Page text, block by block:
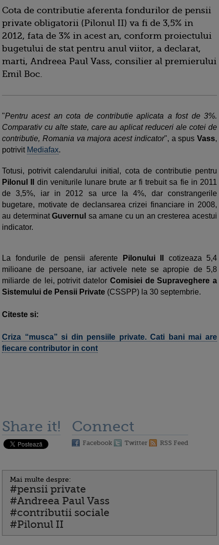
Cota de contributie aferenta fondurilor de pensii
private obligatorii (Pilonul II) va fi de 3,5% in
2012, fata de 3% in acest an, conform proiectului
bugetului de stat pentru anul viitor, a declarat,
marti, Andreea Paul Vass, consilier al premierului
Emil Boc.
"Pentru acest an cota de contributie aplicata a fost de 3%.
Comparativ cu alte state, care au aplicat reduceri ale cotei de
contributie, Romania va majora acest indicator", a spus Vass,
potrivit Mediafax.
Totusi, potrivit calendarului initial, cota de contributie pentru
Pilonul II din veniturile lunare brute ar fi trebuit sa fie in 2011
de 3,5%, iar in 2012 sa urce la 4%, dar constrangerile
bugetare, motivate de declansarea crizei financiare in 2008,
au determinatGuvernul sa amane cu un an cresterea acestui
indicator.
La fondurile de pensii aferente Pilonului II
cotizeaza 5,4
milioane de persoane, iar activele nete se apropie de 5,8
miliarde de lei, potrivit datelor Comisiei de Supraveghere a
Sistemului de Pensii Private (CSSPP) la 30 septembrie.
Citeste si:
Criza “musca” si din pensiile private. Cati bani mai are
fiecare contributor in cont
Share it! Connect
Facebook Twitter RSS Feed
Mai multe despre:
#pensii private
#Andreea Paul Vass
#contributii sociale
#Pilonul II